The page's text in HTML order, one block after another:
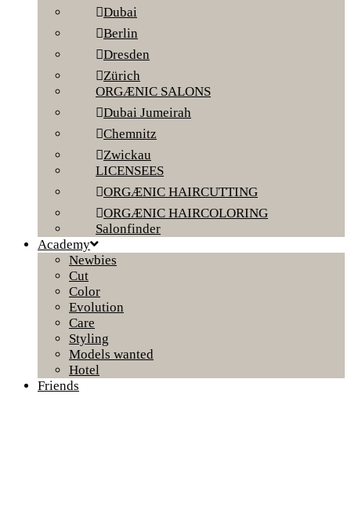
Dubai
Berlin
Dresden
Zürich
ORGÆNIC SALONS
Dubai Jumeirah
Chemnitz
Zwickau
LICENSEES
ORGÆNIC HAIRCUTTING
ORGÆNIC HAIRCOLORING
Salonfinder
Academy
Newbies
Cut
Color
Evolution
Care
Styling
Models wanted
Hotel
Friends